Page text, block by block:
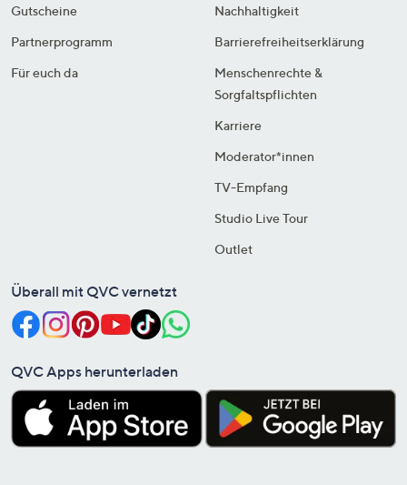
Gutscheine
Partnerprogramm
Für euch da
Nachhaltigkeit
Barrierefreiheitserklärung
Menschenrechte &
Sorgfaltspflichten
Karriere
Moderator*innen
TV-Empfang
Studio Live Tour
Outlet
Überall mit QVC vernetzt
QVC Apps herunterladen